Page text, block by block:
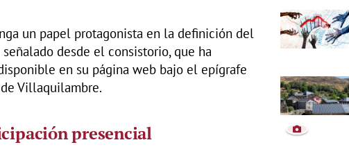
un papel protagonista en la definición del
desde el consistorio, que ha
en su página web bajo el epígrafe
Villaquilambre.
presencial